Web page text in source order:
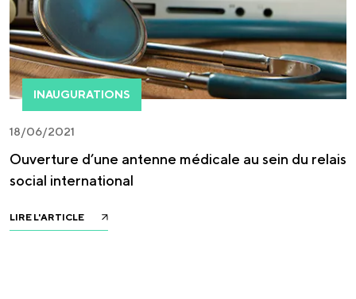
INAUGURATIONS
18/06/2021
Ouverture d’une antenne médicale au sein du relais
social international
LIRE L'ARTICLE